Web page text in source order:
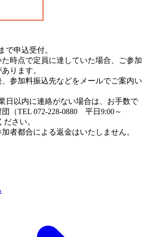
で申込受付。
時点で定員に達していた場合、ご参加
ります。
参加料振込先などをメールでご案内い
日以内に連絡がない場合は、お手数で
（TEL 072-228-0880 平日9:00～
さい。
者都合による返金はいたしません。